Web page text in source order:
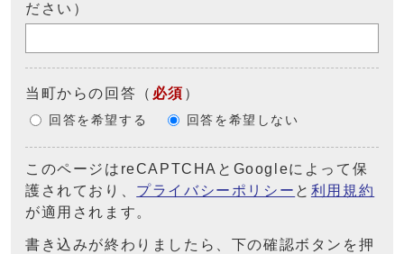
ださい）
当町からの回答 （ 必須 ）
回答を希望する 回答を希望しない
このページはreCAPTCHAとGoogleによって保
護されており、 プライバシーポリシー と 利用規約
が適用されます。
書き込みが終わりましたら、下の確認ボタンを押